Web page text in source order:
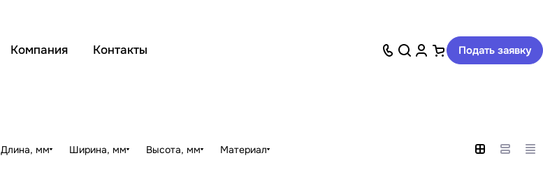
Компания Контакты Подать заявку
Длина, мм Ширина, мм Высота, мм Материал